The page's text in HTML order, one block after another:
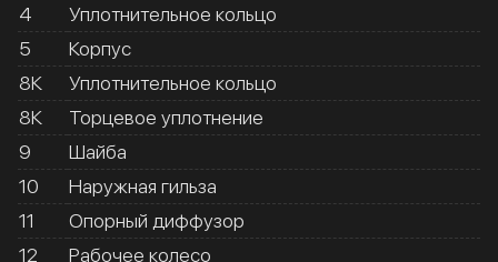
4
Уплотнительное кольцо
5
Корпус
8К
Уплотнительное кольцо
8К
Торцевое уплотнение
9
Шайба
10
Наружная гильза
11
Опорный диффузор
12
Рабочее колесо